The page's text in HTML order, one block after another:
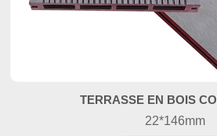
TERRASSE EN BOIS
22*146mm